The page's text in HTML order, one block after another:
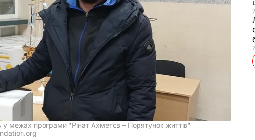
межах програми "Рінат Ахметов – Порятунок життів"